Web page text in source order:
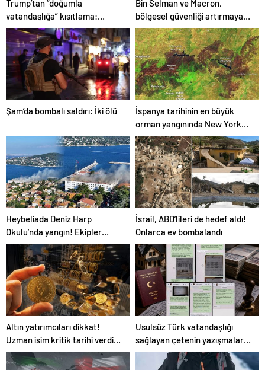
Trump’tan “doğumla
vatandaşlığa” kısıtlama:
Kararnameleri imzaladı
Bin Selman ve Macron,
bölgesel güvenliği artırmaya
yönelik çabaları görüştü
Şam’da bombalı saldırı: İki ölü
İspanya tarihinin en büyük
orman yangınında New York
büyüklüğünde alan küle
döndü
Heybeliada Deniz Harp
Okulu’nda yangın! Ekipler
seferber oldu
İsrail, ABD’lileri de hedef aldı!
Onlarca ev bombalandı
Altın yatırımcıları dikkat!
Uzman isim kritik tarihi verdi:
Bu veri her şeyi değiştirebilir
Usulsüz Türk vatandaşlığı
sağlayan çetenin yazışmaları
ortaya çıktı!